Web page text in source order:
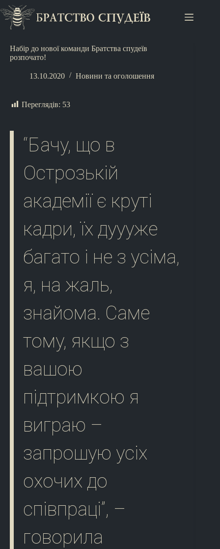
Набір до нової команди Братства спудеїв
розпочато!
13.10.2020 Новини та оголошення
Переглядів: 53
“Бачу, що в
Острозькій
академії є круті
кадри, їх дуууже
багато і не з усіма,
я, на жаль,
знайома. Саме
тому, якщо з
вашою
підтримкою я
виграю –
запрошую усіх
охочих до
співпраці”, –
говорила